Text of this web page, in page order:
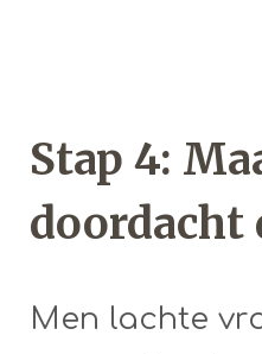
Stap 4:
doordacht
Men lachte